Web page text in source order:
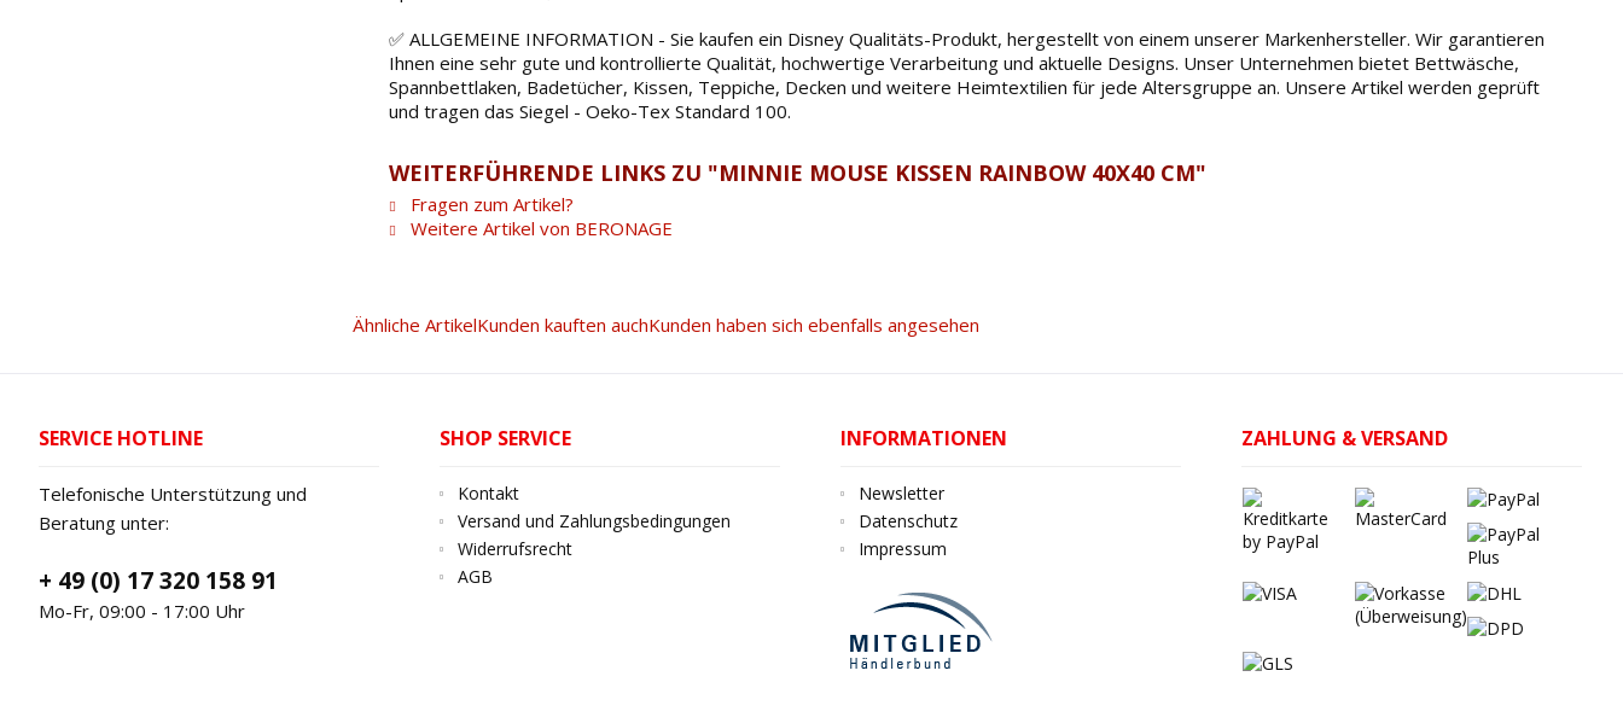
✅ ALLGEMEINE INFORMATION - Sie kaufen ein Disney Qualitäts-Produkt, hergestellt von einem unserer Markenhersteller. Wir garantieren
Ihnen eine sehr gute und kontrollierte Qualität, hochwertige Verarbeitung und aktuelle Designs. Unser Unternehmen bietet Bettwäsche,
Spannbettlaken, Badetücher, Kissen, Teppiche, Decken und weitere Heimtextilien für jede Altersgruppe an. Unsere Artikel werden geprüft
und tragen das Siegel - Oeko-Tex Standard 100.
WEITERFÜHRENDE LINKS ZU "MINNIE MOUSE KISSEN RAINBOW 40X40 CM"
Fragen zum Artikel?
Weitere Artikel von BERONAGE
Ähnliche ArtikelKunden kauften auchKunden haben sich ebenfalls angesehen
SERVICE HOTLINE
Telefonische Unterstützung und
Beratung unter:
+ 49 (0) 17 320 158 91
Mo-Fr, 09:00 - 17:00 Uhr
SHOP SERVICE
Kontakt
Versand und Zahlungsbedingungen
Widerrufsrecht
AGB
INFORMATIONEN
Newsletter
Datenschutz
Impressum
ZAHLUNG & VERSAND